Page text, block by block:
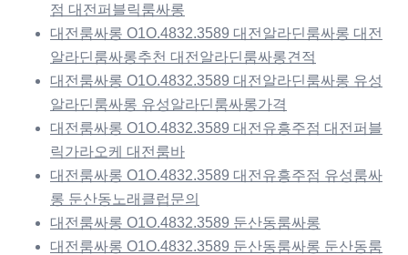
점 대전퍼블릭룸싸롱
대전룸싸롱 O1O.4832.3589 대전알라딘룸싸롱 대전
알라딘룸싸롱추천 대전알라딘룸싸롱견적
대전룸싸롱 O1O.4832.3589 대전알라딘룸싸롱 유성
알라딘룸싸롱 유성알라딘룸싸롱가격
대전룸싸롱 O1O.4832.3589 대전유흥주점 대전퍼블
릭가라오케 대전룸바
대전룸싸롱 O1O.4832.3589 대전유흥주점 유성룸싸
롱 둔산동노래클럽문의
대전룸싸롱 O1O.4832.3589 둔산동룸싸롱
대전룸싸롱 O1O.4832.3589 둔산동룸싸롱 둔산동룸